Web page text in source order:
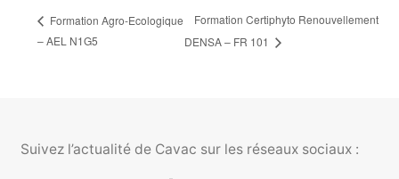
Formation Agro-Ecologique
– AEL N1G5
Formation Certiphyto Renouvellement
DENSA – FR 101
Suivez l’actualité de Cavac sur les réseaux sociaux :